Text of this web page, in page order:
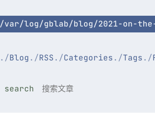
/var/log/gblab/blog/2021-on-
Blog RSS Categories Tags
search